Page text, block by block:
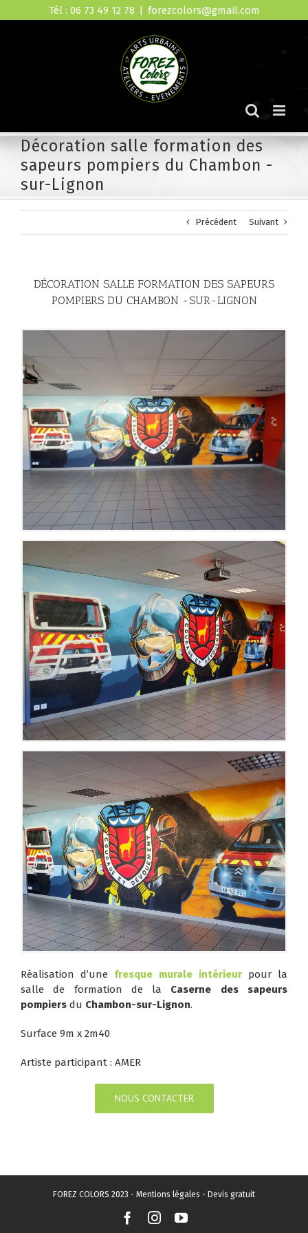
to
Tél : 06 73 49 12 78 | forezcolors@gmail.com
Décoration salle formation des
sapeurs pompiers du Chambon -
sur-Lignon
Précédent Suivant
DÉCORATION SALLE FORMATION DES SAPEURS
POMPIERS DU CHAMBON -SUR-LIGNON
Réalisation d’une fresque murale intérieur pour la
salle de formation de la
Caserne des sapeurs
pompiersdu Chambon-sur-Lignon.
Surface 9m x 2m40
Artiste participant : AMER
NOUS CONTACTER
FOREZ COLORS 2023 - Mentions légales - Devis gratuit
Facebook
InstagramYouTube